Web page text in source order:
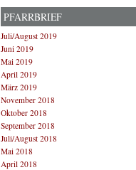
PFARRBRIEF
Juli/August 2019
Juni 2019
Mai 2019
April 2019
März 2019
November 2018
Oktober 2018
September 2018
Juli/August 2018
Mai 2018
April 2018